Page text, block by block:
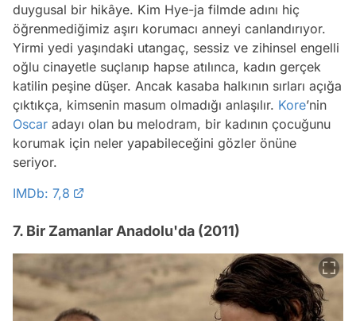
duygusal bir hikâye. Kim Hye-ja filmde adını hiç
öğrenmediğimiz aşırı korumacı anneyi canlandırıyor.
Yirmi yedi yaşındaki utangaç, sessiz ve zihinsel engelli
oğlu cinayetle suçlanıp hapse atılınca, kadın gerçek
katilin peşine düşer. Ancak kasaba halkının sırları açığa
çıktıkça, kimsenin masum olmadığı anlaşılır. Kore’nin
Oscar adayı olan bu melodram, bir kadının çocuğunu
korumak için neler yapabileceğini gözler önüne
seriyor.
IMDb: 7,8
7. Bir Zamanlar Anadolu'da (2011)